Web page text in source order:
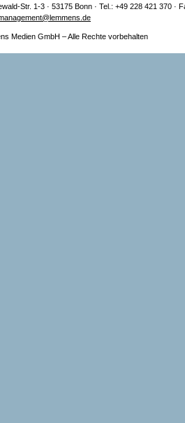
Str. 1-3 · 53175 Bonn · Tel.: +49 228 421 370 ·
Medien GmbH – Alle Rechte vorbehalten